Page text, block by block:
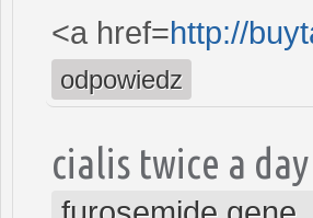
<a href=http://
odpowiedz
cialis twice a day